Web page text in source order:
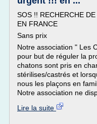
SOS !! RECHERCHE
EN FRANCE
Sans prix
Notre association " Les
pour but de réguler la
chatons sont pris en
stérilises/castrés et
nous les plaçons en
Notre association ne
Lire la suite